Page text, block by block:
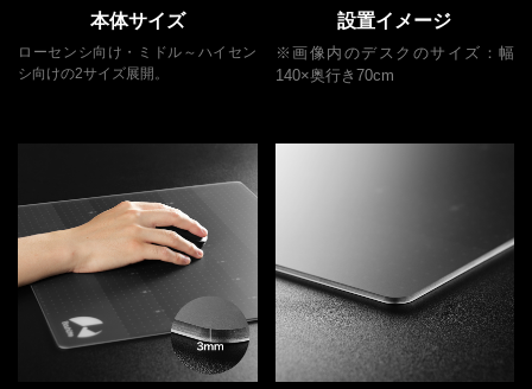
本体サイズ
ローセンシ向け・ミドル～ハイセン
シ向けの2サイズ展開。
設置イメージ
※画像内のデスクのサイズ：幅
140×奥行き70cm